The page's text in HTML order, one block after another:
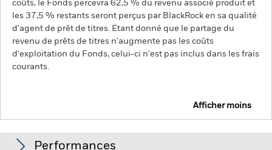
coûts, le Fonds percevra 62,5 % du revenu associé produit et
les 37,5 % restants seront perçus par BlackRock en sa qualité
d'agent de prêt de titres. Etant donné que le partage du
revenu de prêts de titres n'augmente pas les coûts
d'exploitation du Fonds, celui-ci n'est pas inclus dans les frais
courants.
Afficher moins
Performances